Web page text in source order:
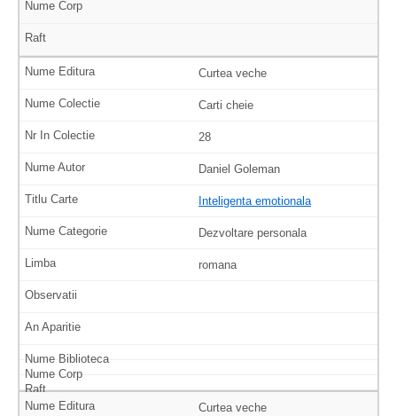
Curtea veche
Carti cheie
28
Daniel Goleman
Inteligenta emotionala
Dezvoltare personala
romana
Curtea veche